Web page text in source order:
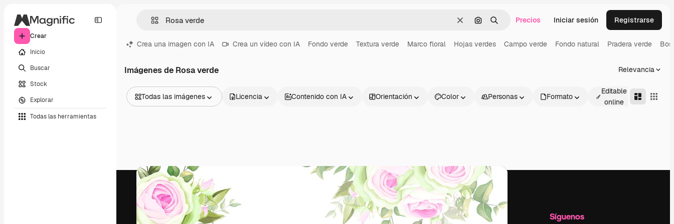
Crear
Inicio
Buscar
Stock
Explorar
Todas las herramientas
BorrarBuscar por imagen
BuscarPrecios Iniciar sesión Registrarse
Crea una imagen con IA Crea un vídeo con IA Fondo verde Textura verde Marco floral Hojas verdes Campo verde Fondo natural Pradera verde
Imágenes de Rosa verde Relevancia
Todas las imágenes
Vídeos
Clips de vídeo
Motion graphics
Plantillas de vídeos
Iconos
Modelos 3D
Fuentes
Licencia Contenido con IA Orientación Color Personas Formato
Editable
online
Productos Información útil Empresa Síguenos